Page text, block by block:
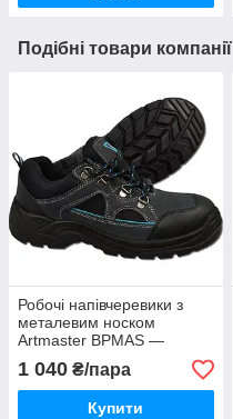
Подібні товари компанії
Робочі напівчеревики з
металевим носком
Artmaster BPMAS —
захисне спецвзуття для
роботи, комфортне та
міцне
1 040 ₴/пара
Купити